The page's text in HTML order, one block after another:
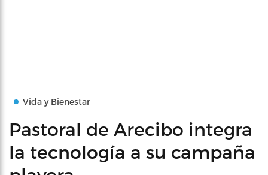
Vida y Bienestar
Pastoral de Arecibo integra
la tecnología a su campaña